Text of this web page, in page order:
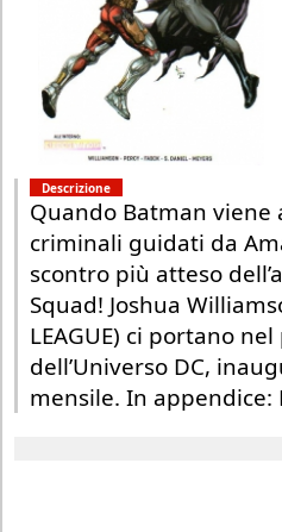
Descrizione
Quando Batman viene
criminali guidati da
scontro più atteso
Squad! Joshua
LEAGUE) ci portano
dell’Universo DC,
mensile. In